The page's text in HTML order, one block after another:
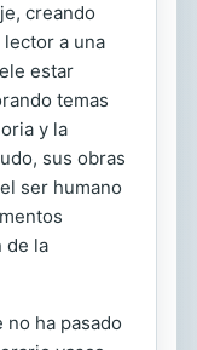
creando
a una
estar
temas
y la
sus obras
ser humano
de la
no ha pasado